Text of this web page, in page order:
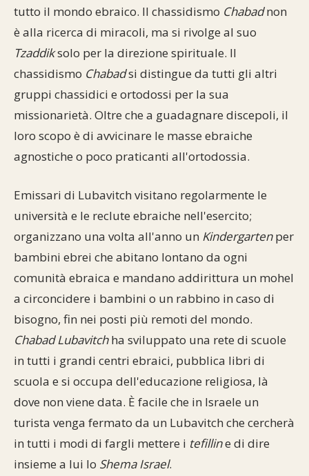
tutto il mondo ebraico. Il chassidismo Chabadnon
è alla ricerca di miracoli, ma si rivolge al suo
Tzaddiksolo per la direzione spirituale. Il
chassidismo Chabadsi distingue da tutti gli altri
gruppi chassidici e ortodossi per la sua
missionarietà. Oltre che a guadagnare discepoli, il
loro scopo è di avvicinare le masse ebraiche
agnostiche o poco praticanti all'ortodossia.
Emissari di Lubavitch visitano regolarmente le
università e le reclute ebraiche nell'esercito;
organizzano una volta all'anno un Kindergartenper
bambini ebrei che abitano lontano da ogni
comunità ebraica e mandano addirittura un mohel
a circoncidere i bambini o un rabbino in caso di
bisogno, fin nei posti più remoti del mondo.
Chabad Lubavitchha sviluppato una rete di scuole
in tutti i grandi centri ebraici, pubblica libri di
scuola e si occupa dell'educazione religiosa, là
dove non viene data. È facile che in Israele un
turista venga fermato da un Lubavitch che cercherà
in tutti i modi di fargli mettere i tefilline di dire
insieme a lui lo Shema Israel.